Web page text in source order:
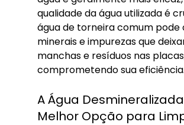
qualidade da água utilizada é
água de torneira comum
minerais e impurezas que
manchas e resíduos nas
comprometendo sua eficiência.
A Água
Melhor Opção para